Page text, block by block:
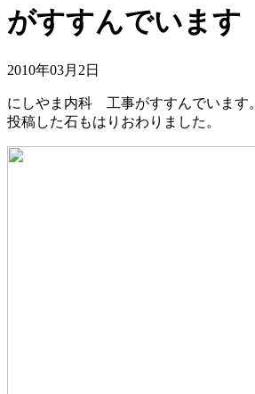
がすすんでいます
2010年03月2日
にしやま内科 工事がすすんでいます
投稿した石もはりおわりました。